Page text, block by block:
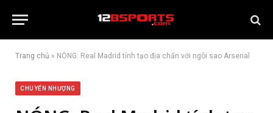
Trang chủ » NÓNG: Real Madrid tính tạo địa chấn với ngôi sao Arsenal
CHUYỂN NHƯỢNG